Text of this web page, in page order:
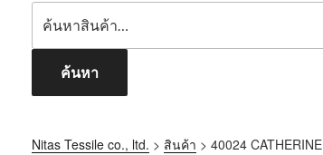
ค้นหา
Nitas Tessile co., ltd. > สินค้า > 40024 CATHERINE